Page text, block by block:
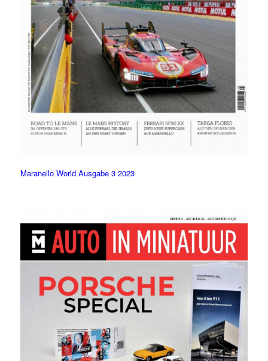
Maranello World Ausgabe 3 2023